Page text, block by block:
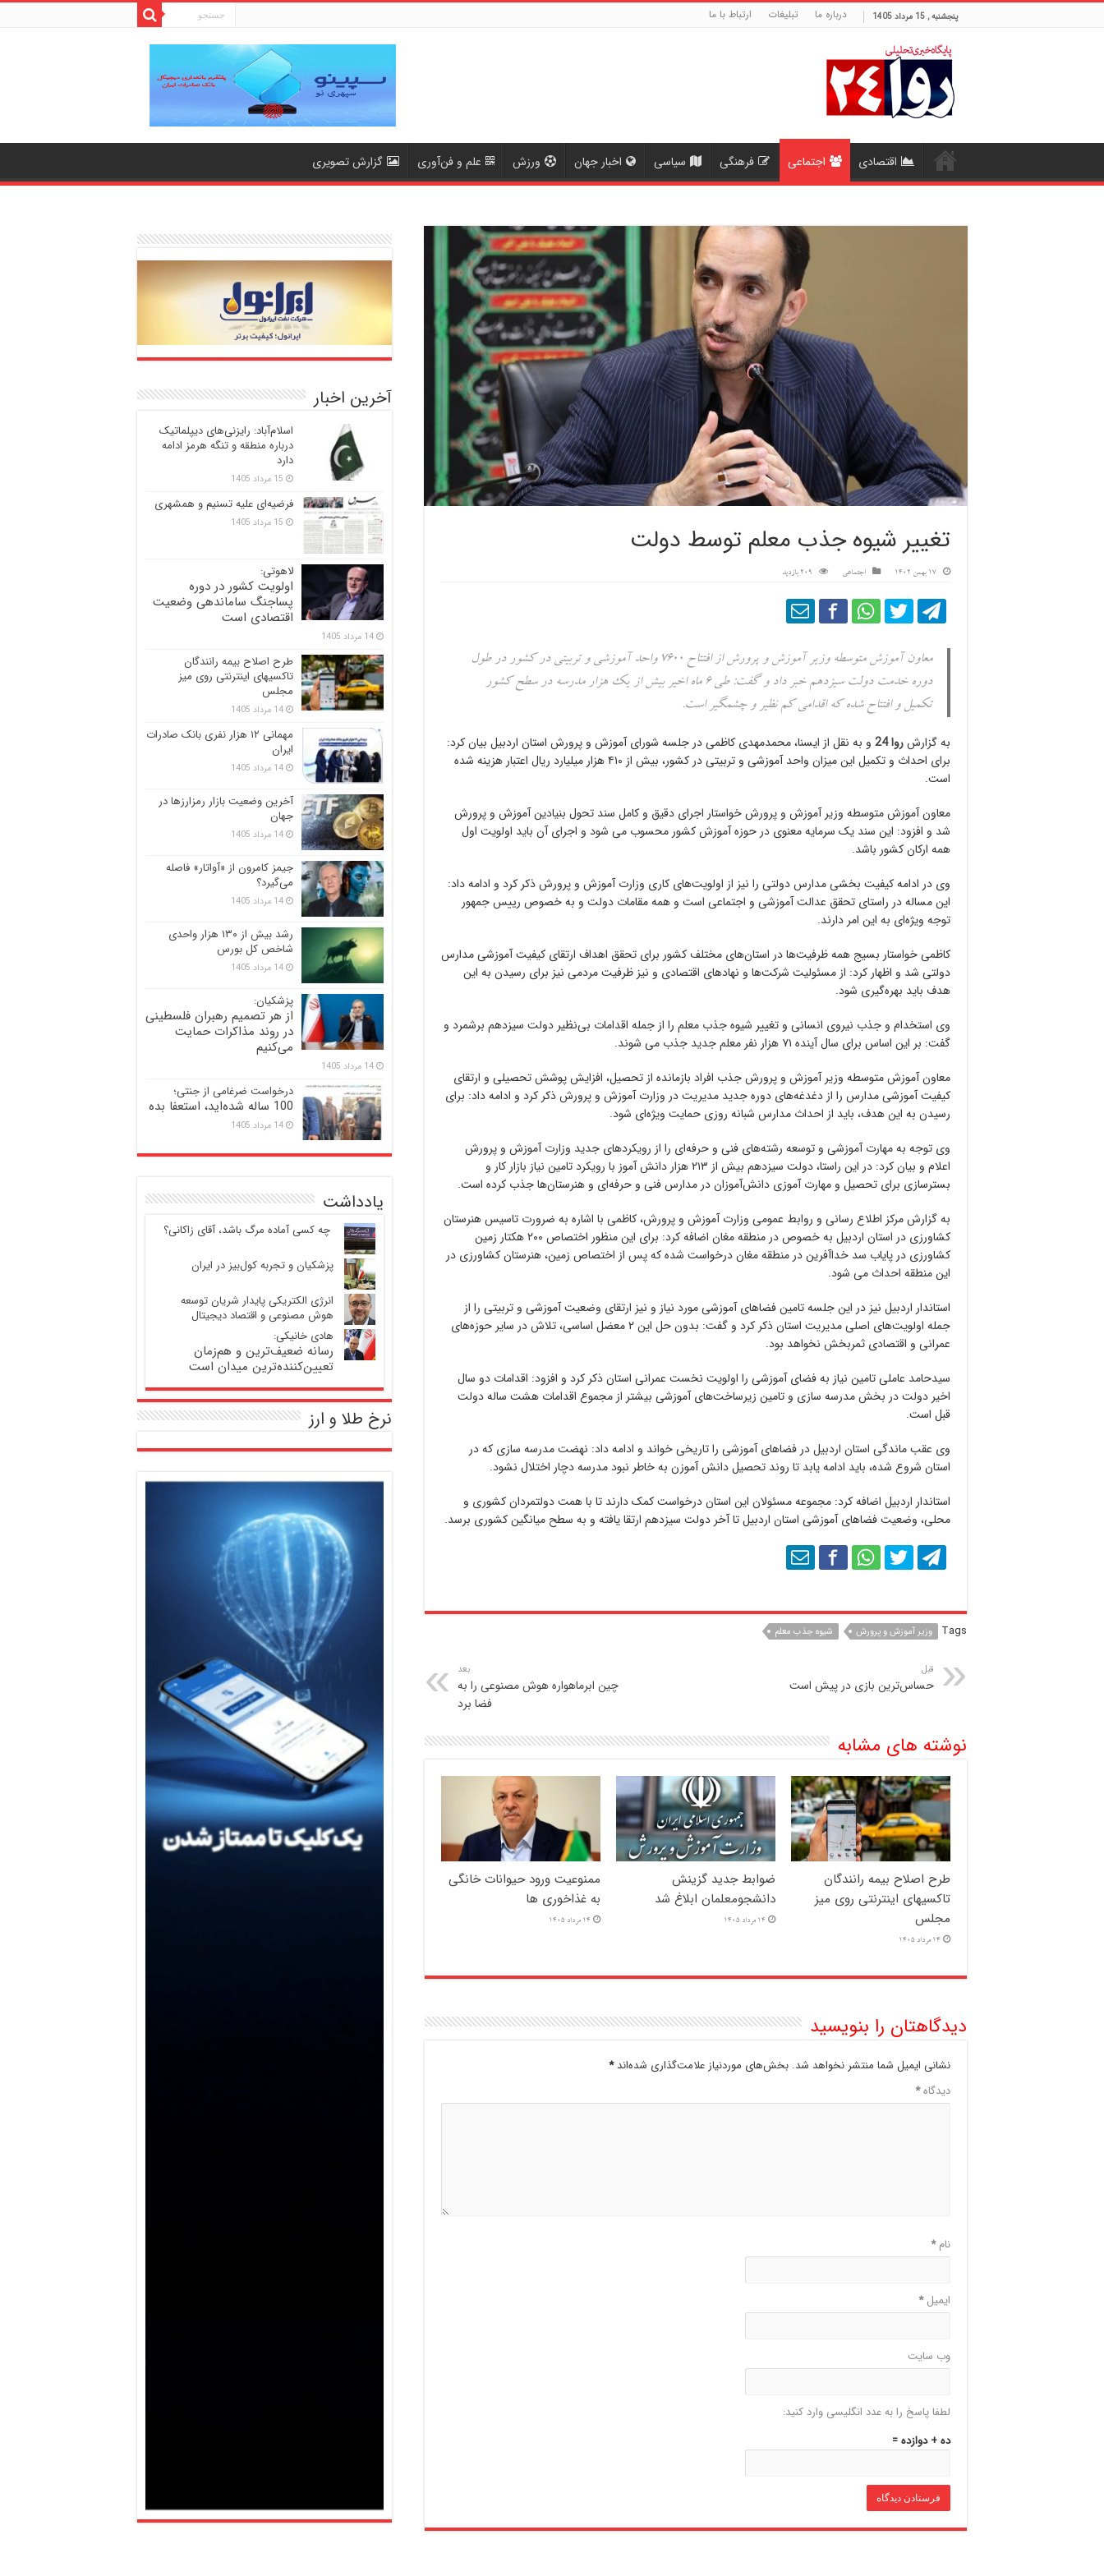
پنجشنبه , 15 مرداد 1405 درباره ما تبلیغات ارتباط با ما
اقتصادی اجتماعی فرهنگی سیاسی اخبار جهان ورزش علم و فن‌آوری گزارش تصویری
تغییر شیوه جذب معلم توسط دولت
17 بهمن 1402 اجتماعی 209 بازدید
معاون آموزش متوسطه وزیر آموزش و پرورش از افتتاح ۷۶۰۰ واحد آموزشی و تربیتی در کشور در طول
دوره خدمت دولت سیزدهم خبر داد و گفت: طی ۶ ماه اخیر بیش از یک هزار مدرسه در سطح کشور
تکمیل و افتتاح شده که اقدامی کم نظیر و چشمگیر است.
به گزارشروا 24
و به نقل از ایسنا، محمدمهدی کاظمی در جلسه شورای آموزش و پرورش استان اردبیل بیان کرد:
برای احداث و تکمیل این میزان واحد آموزشی و تربیتی در کشور، بیش از ۴۱۰ هزار میلیارد ریال اعتبار هزینه شده
است.
معاون آموزش متوسطه وزیر آموزش و پرورش خواستار اجرای دقیق و کامل سند تحول بنیادین آموزش و پرورش
شد و افزود: این سند یک سرمایه معنوی در حوزه آموزش کشور محسوب می شود و اجرای آن باید اولویت اول
همه ارکان کشور باشد.
وی در ادامه کیفیت بخشی مدارس دولتی را نیز از اولویت‌های کاری وزارت آموزش و پرورش ذکر کرد و ادامه داد:
این مساله در راستای تحقق عدالت آموزشی و اجتماعی است و همه مقامات دولت و به خصوص رییس جمهور
توجه ویژه‌ای به این امر دارند.
کاظمی خواستار بسیج همه ظرفیت‌ها در استان‌های مختلف کشور برای تحقق اهداف ارتقای کیفیت آموزشی مدارس
دولتی شد و اظهار کرد: از مسئولیت شرکت‌ها و نهادهای اقتصادی و نیز ظرفیت مردمی نیز برای رسیدن به این
هدف باید بهره‌گیری شود.
وی استخدام و جذب نیروی انسانی و تغییر شیوه جذب معلم را از جمله اقدامات بی‌نظیر دولت سیزدهم برشمرد و
گفت: بر این اساس برای سال آینده ۷۱ هزار نفر معلم جدید جذب می شوند.
معاون آموزش متوسطه وزیر آموزش و پرورش جذب افراد بازمانده از تحصیل، افزایش پوشش تحصیلی و ارتقای
کیفیت آموزشی مدارس را از دغدغه‌های دوره جدید مدیریت در وزارت آموزش و پرورش ذکر کرد و ادامه داد: برای
رسیدن به این هدف، باید از احداث مدارس شبانه روزی حمایت ویژه‌ای شود.
وی توجه به مهارت آموزشی و توسعه رشته‌های فنی و حرفه‌ای را از رویکردهای جدید وزارت آموزش و پرورش
اعلام و بیان کرد: در این راستا، دولت سیزدهم بیش از ۲۱۳ هزار دانش آموز با رویکرد تامین نیاز بازار کار و
بسترسازی برای تحصیل و مهارت آموزی دانش‌آموزان در مدارس فنی و حرفه‌ای و هنرستان‌ها جذب کرده است.
به گزارش مرکز اطلاع رسانی و روابط عمومی وزارت آموزش و پرورش، کاظمی با اشاره به ضرورت تاسیس هنرستان
کشاورزی در استان اردبیل به خصوص در منطقه مغان اضافه کرد: برای این منظور اختصاص ۲۰۰ هکتار زمین
کشاورزی در پایاب سد خداآفرین در منطقه مغان درخواست شده که پس از اختصاص زمین، هنرستان کشاورزی در
این منطقه احداث می شود.
استاندار اردبیل نیز در این جلسه تامین فضاهای آموزشی مورد نیاز و نیز ارتقای وضعیت آموزشی و تربیتی را از
جمله اولویت‌های اصلی مدیریت استان ذکر کرد و گفت: بدون حل این ۲ معضل اساسی، تلاش در سایر حوزه‌های
عمرانی و اقتصادی ثمربخش نخواهد بود.
سیدحامد عاملی تامین نیاز به فضای آموزشی را اولویت نخست عمرانی استان ذکر کرد و افزود: اقدامات دو سال
اخیر دولت در بخش مدرسه سازی و تامین زیرساخت‌های آموزشی بیشتر از مجموع اقدامات هشت ساله دولت
قبل است.
وی عقب ماندگی استان اردبیل در فضاهای آموزشی را تاریخی خواند و ادامه داد: نهضت مدرسه سازی که در
استان شروع شده، باید ادامه یابد تا روند تحصیل دانش آموزن به خاطر نبود مدرسه دچار اختلال نشود.
استاندار اردبیل اضافه کرد: مجموعه مسئولان این استان درخواست کمک دارند تا با همت دولتمردان کشوری و
محلی، وضعیت فضاهای آموزشی استان اردبیل تا آخر دولت سیزدهم ارتقا یافته و به سطح میانگین کشوری برسد.
Tags وزیر آموزش و پرورش شیوه جذب معلم
قبل
حساس‌ترین بازی در پیش است
بعد
چین ابرماهواره هوش مصنوعی را به
فضا برد
نوشته های مشابه
طرح اصلاح بیمه رانندگان
تاکسیهای اینترنتی روی میز
مجلس
14 مرداد 1405
ضوابط جدید گزینش
دانشجومعلمان ابلاغ شد
14 مرداد 1405
ممنوعیت ورود حیوانات خانگی
به غذاخوری ها
14 مرداد 1405
دیدگاهتان را بنویسید
نشانی ایمیل شما منتشر نخواهد شد. بخش‌های موردنیاز علامت‌گذاری شده‌اند*
دیدگاه*
نام*
ایمیل*
وب‌ سایت
لطفا پاسخ را به عدد انگلیسی وارد کنید:
ده + دوازده =
آخرین اخبار
اسلام‌آباد: رایزنی‌های دیپلماتیک
درباره منطقه و تنگه هرمز ادامه
دارد
15 مرداد 1405
فرضیه‌ای علیه تسنیم و همشهری
15 مرداد 1405
لاهوتی:
اولویت کشور در دوره
پساجنگ ساماندهی وضعیت
اقتصادی است
14 مرداد 1405
طرح اصلاح بیمه رانندگان
تاکسیهای اینترنتی روی میز
مجلس
14 مرداد 1405
مهمانی ۱۲ هزار نفری بانک صادرات
ایران
14 مرداد 1405
آخرین وضعیت بازار رمزارزها در
جهان
14 مرداد 1405
جیمز کامرون از «آواتار» فاصله
می‌گیرد؟
14 مرداد 1405
رشد بیش از ۱۳۰ هزار واحدی
شاخص کل بورس
14 مرداد 1405
پزشکیان:
از هر تصمیم رهبران فلسطینی
در روند مذاکرات حمایت
می‌کنیم
14 مرداد 1405
درخواست ضرغامی از جنتی؛
100 ساله شده‌اید، استعفا بده
14 مرداد 1405
یادداشت
‍ چه کسی آماده مرگ باشد، آقای زاکانی؟
پزشکیان و تجربه کول‌بیز در ایران
انرژی الکتریکی پایدار شریان توسعه
هوش مصنوعی و اقتصاد دیجیتال
هادی خانیکی:
رسانه ضعیف‌ترین و هم‌زمان
تعیین‌کننده‌ترین میدان است
نرخ طلا و ارز